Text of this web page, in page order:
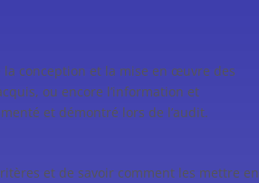
la conception et la mise en œuvre des
ou encore l’information et
et démontré lors de l’audit.
et de savoir comment les mettre en